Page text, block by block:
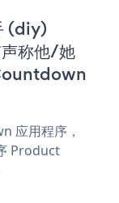
(diy)
称他/她
应用程序，
Product